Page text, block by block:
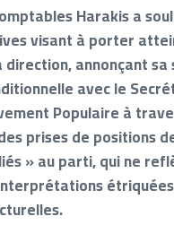
Harakis a
visant à porter
annonçant
avec le
Populaire à
prises de positions
» au parti, qui ne